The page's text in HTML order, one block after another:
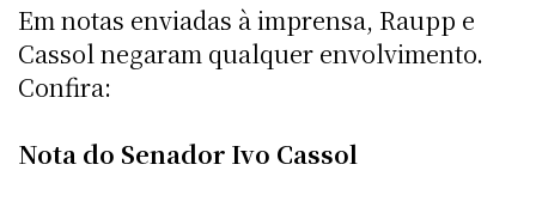
Em notas enviadas à imprensa, Raupp e
Cassol negaram qualquer envolvimento.
Confira:
Nota do Senador Ivo Cassol